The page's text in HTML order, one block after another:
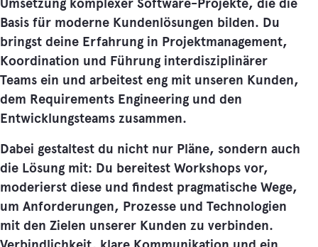
Umsetzung komplexer Software-Projekte, die die
Basis für moderne Kundenlösungen bilden. Du
bringst deine Erfahrung in Projektmanagement,
Koordination und Führung interdisziplinärer
Teams ein und arbeitest eng mit unseren Kunden,
dem Requirements Engineering und den
Entwicklungsteams zusammen.
Dabei gestaltest du nicht nur Pläne, sondern auch
die Lösung mit: Du bereitest Workshops vor,
moderierst diese und findest pragmatische Wege,
um Anforderungen, Prozesse und Technologien
mit den Zielen unserer Kunden zu verbinden.